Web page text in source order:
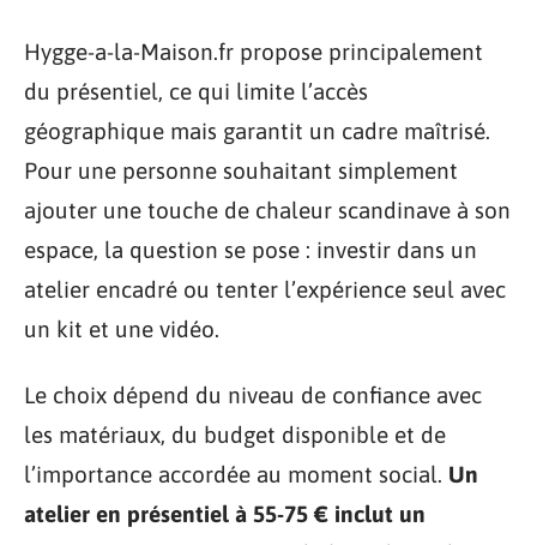
Hygge-a-la-Maison.fr propose principalement
du présentiel, ce qui limite l’accès
géographique mais garantit un cadre maîtrisé.
Pour une personne souhaitant simplement
ajouter une touche de chaleur scandinave à son
espace, la question se pose : investir dans un
atelier encadré ou tenter l’expérience seul avec
un kit et une vidéo.
Le choix dépend du niveau de confiance avec
les matériaux, du budget disponible et de
l’importance accordée au moment social. Un
atelier en présentiel à 55-75 € inclut un